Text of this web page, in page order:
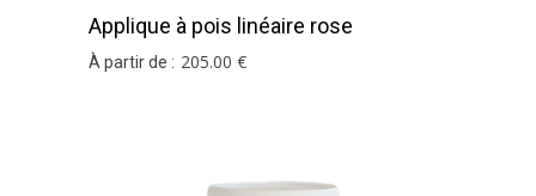
Applique à pois linéaire rose
À partir de : 205.00 €